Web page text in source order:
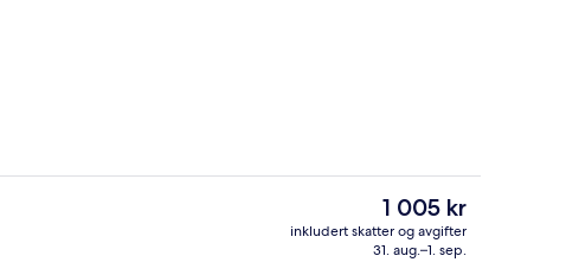
Suite – junior | Sengetøy av topp
Den
nåværende
prisen
1 005 kr
inkludert skatter og avgifter
31. aug.–1. sep.